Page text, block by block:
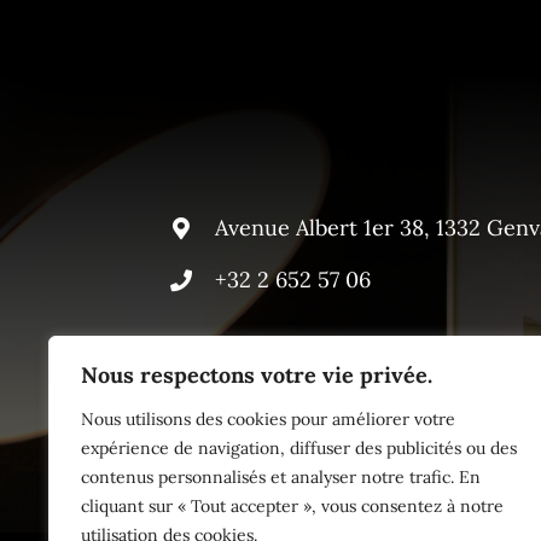
Nous respectons votre vie privée.
Nous utilisons des cookies pour améliorer votre
expérience de navigation, diffuser des publicités ou des
contenus personnalisés et analyser notre trafic. En
cliquant sur « Tout accepter », vous consentez à notre
utilisation des cookies.
Avenue Albert 1er 38, 1332
+32 2 652 57 06